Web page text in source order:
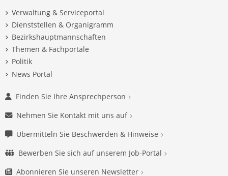
Verwaltung & Serviceportal
Dienststellen & Organigramm
Bezirkshauptmannschaften
Themen & Fachportale
Politik
News Portal
Finden Sie Ihre Ansprechperson
Nehmen Sie Kontakt mit uns auf
Übermitteln Sie Beschwerden & Hinweise
Bewerben Sie sich auf unserem Job-Portal
Abonnieren Sie unseren Newsletter